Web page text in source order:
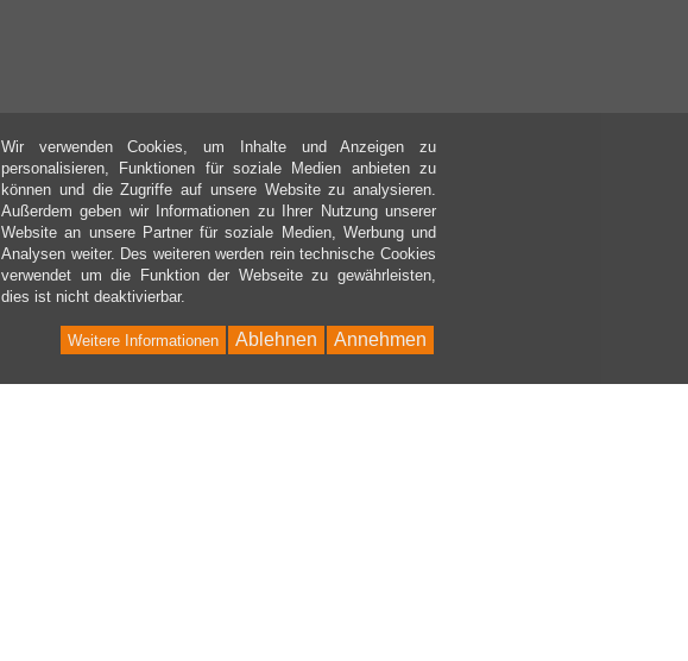
Wir verwenden Cookies, um Inhalte und Anzeigen zu
personalisieren, Funktionen für soziale Medien anbieten zu
können und die Zugriffe auf unsere Website zu analysieren.
Außerdem geben wir Informationen zu Ihrer Nutzung unserer
Website an unsere Partner für soziale Medien, Werbung und
Analysen weiter. Des weiteren werden rein technische Cookies
verwendet um die Funktion der Webseite zu gewährleisten,
dies ist nicht deaktivierbar.
Annehmen
Ablehnen
Weitere Informationen